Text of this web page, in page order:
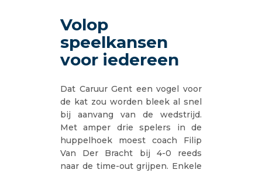
Volop
speelkansen
voor iedereen
Dat Caruur Gent een vogel voor
de kat zou worden bleek al snel
bij aanvang van de wedstrijd.
Met amper drie spelers in de
huppelhoek moest coach Filip
Van Der Bracht bij 4-0 reeds
naar de time-out grijpen. Enkele